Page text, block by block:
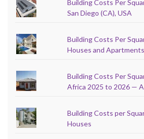
Building Costs Per
San Diego (CA), USA
Building Costs Per
Houses and Apartments
Building Costs Per
Africa 2025 to 2026 —
Building Costs per
Houses